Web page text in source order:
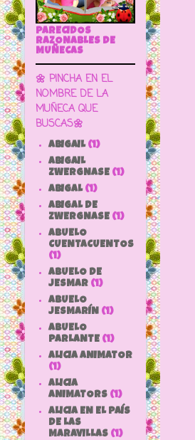
PARECIDOS
RAZONABLES DE
MUÑECAS
🌼 PINCHA EN EL
NOMBRE DE LA
MUÑECA QUE
BUSCAS🌼
ABIGAIL (1)
ABIGAIL
ZWERGNASE (1)
ABIGAL (1)
ABIGAL DE
ZWERGNASE (1)
ABUELO
CUENTACUENTOS
(1)
ABUELO DE
JESMAR (1)
ABUELO
JESMARÍN (1)
ABUELO
PARLANTE (1)
ALICIA ANIMATOR
(1)
ALICIA
ANIMATORS (1)
ALICIA EN EL PAÍS
DE LAS
MARAVILLAS (1)